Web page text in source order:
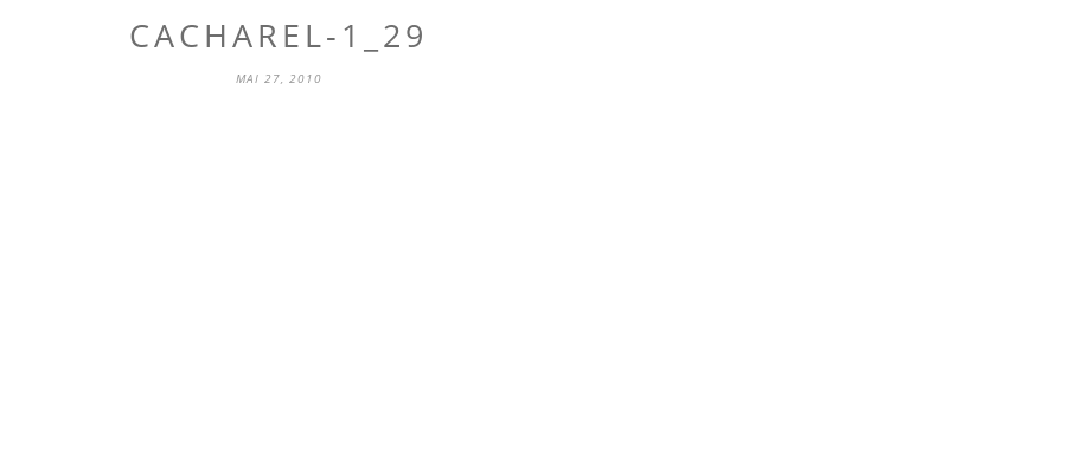
CACHAREL-1_29
MAI 27, 2010